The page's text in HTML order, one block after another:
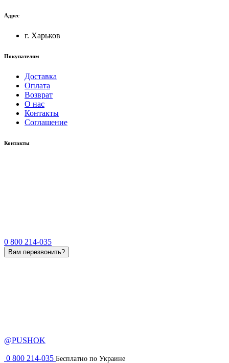
Адрес
г. Харьков
Покупателям
Доставка
Оплата
Возврат
О нас
Контакты
Соглашение
Контакты
0 800 214-035
Вам перезвонить?
@PUSHOK
0 800 214-035 Бесплатно по Украине